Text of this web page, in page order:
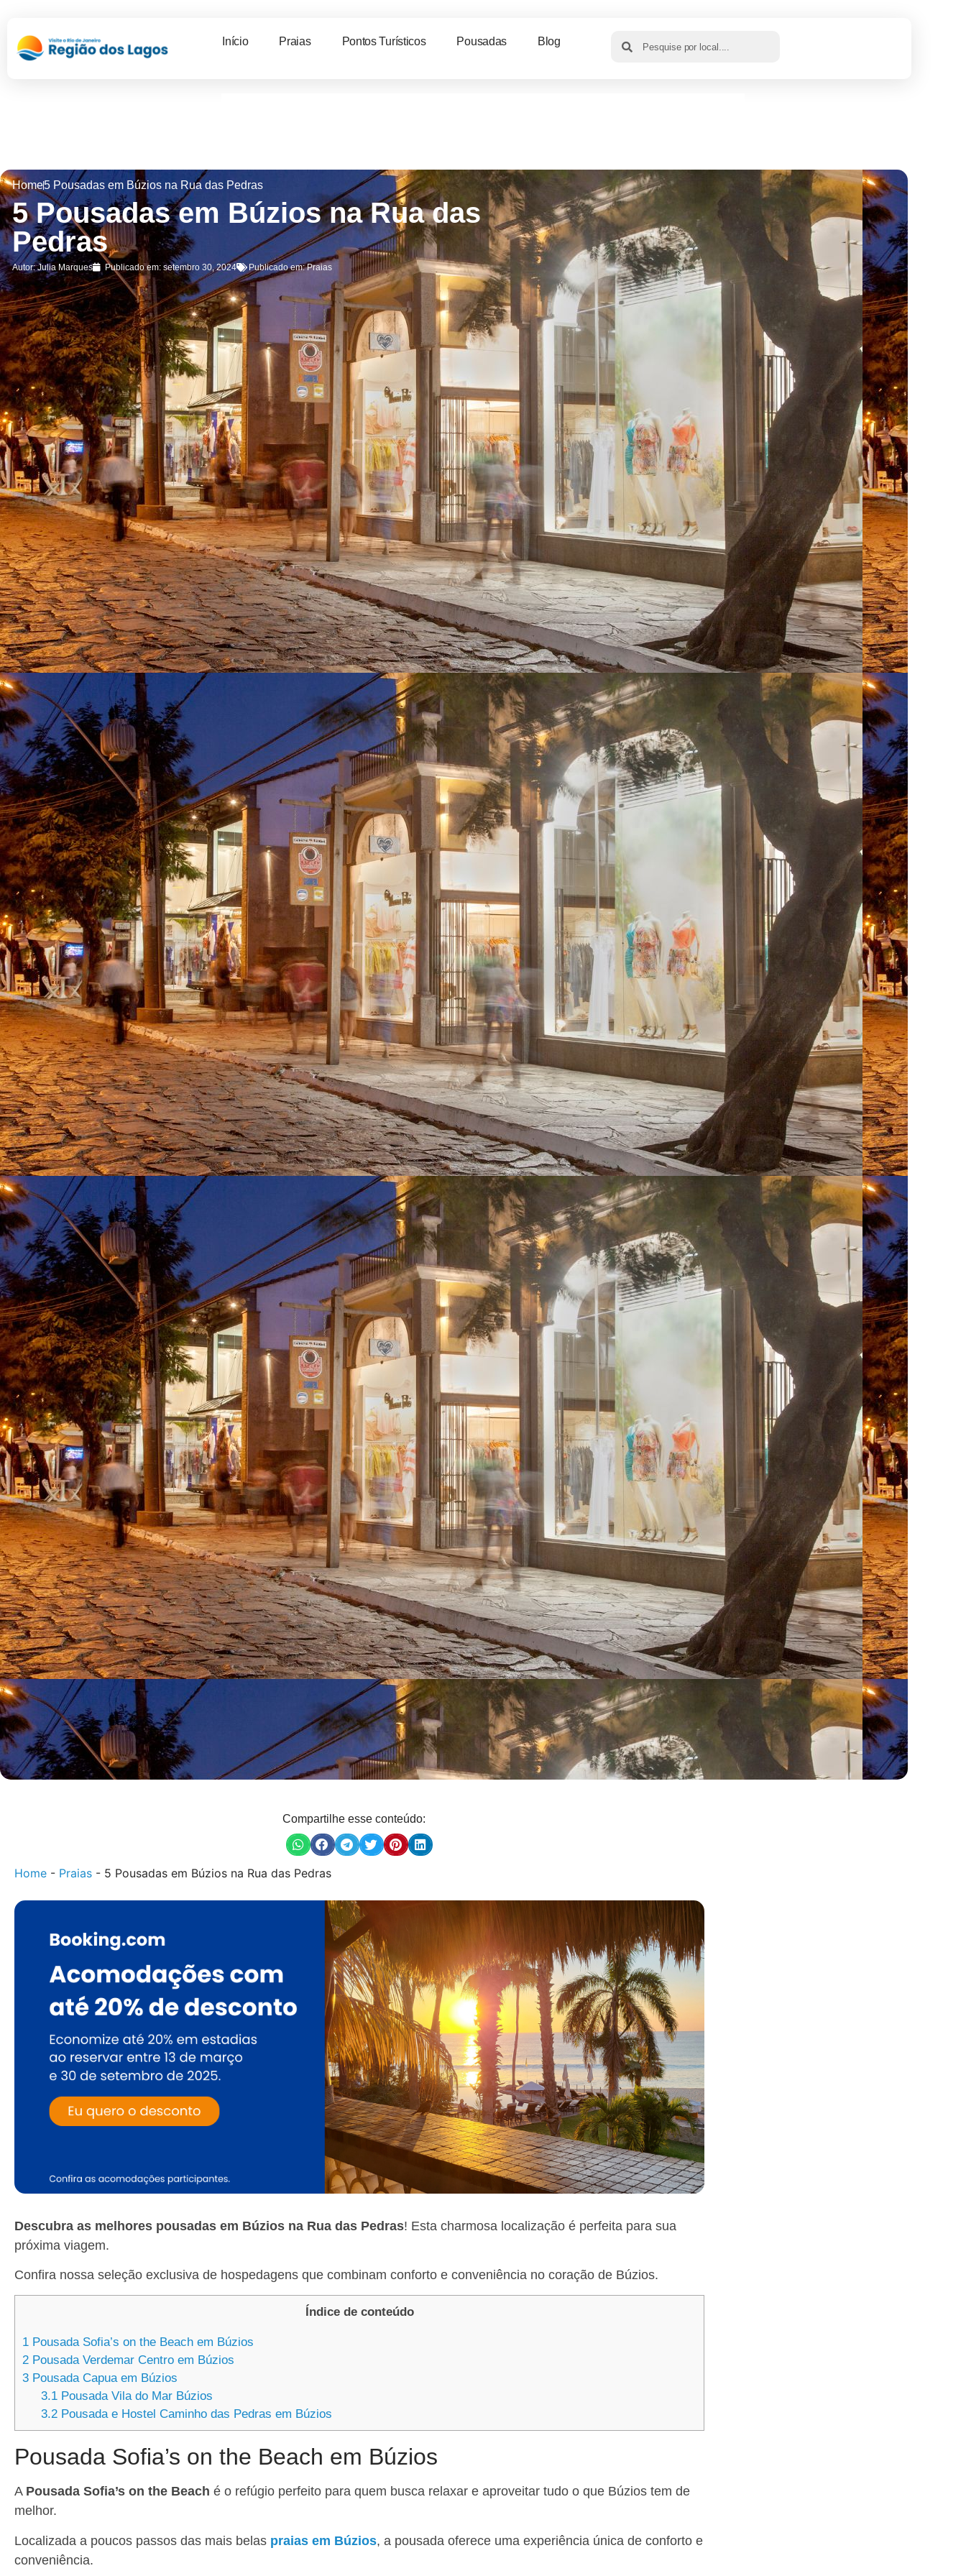
Início Praias Pontos Turísticos Pousadas Blog
Home5 Pousadas em Búzios na Rua das Pedras
5 Pousadas em Búzios na Rua das
Pedras
Autor:Julia Marques Publicado em: setembro 30, 2024 Publicado em: Praias
Compartilhe esse conteúdo:
Home - Praias - 5 Pousadas em Búzios na Rua das Pedras
Descubra as melhores pousadas em Búzios na Rua das Pedras! Esta charmosa localização é perfeita para sua
próxima viagem.
Confira nossa seleção exclusiva de hospedagens que combinam conforto e conveniência no coração de Búzios.
Índice de conteúdo
1 Pousada Sofia’s on the Beach em Búzios
2 Pousada Verdemar Centro em Búzios
3 Pousada Capua em Búzios
3.1Pousada Vila do Mar Búzios
3.2Pousada e Hostel Caminho das Pedras em Búzios
Pousada Sofia’s on the Beach em Búzios
A Pousada Sofia’s on the Beach é o refúgio perfeito para quem busca relaxar e aproveitar tudo o que Búzios tem de
melhor.
Localizada a poucos passos das mais belas praias em Búzios, a pousada oferece uma experiência única de conforto e
conveniência.